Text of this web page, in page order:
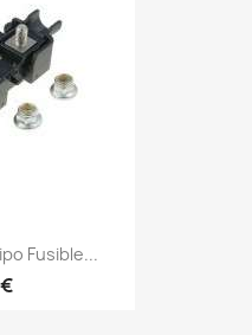
Fusible...